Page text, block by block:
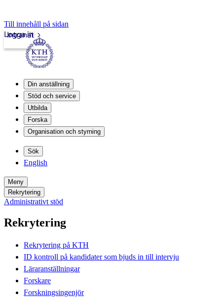
Till innehåll på sidan
Intranät
Logga in
Din anställning
Stöd och service
Utbilda
Forska
Organisation och styrning
Sök
English
Meny
Rekrytering
Administrativt stöd
Rekrytering
Rekrytering på KTH
ID kontroll på kandidater som bjuds in till intervju
Läraranställningar
Forskare
Forskningsingenjör